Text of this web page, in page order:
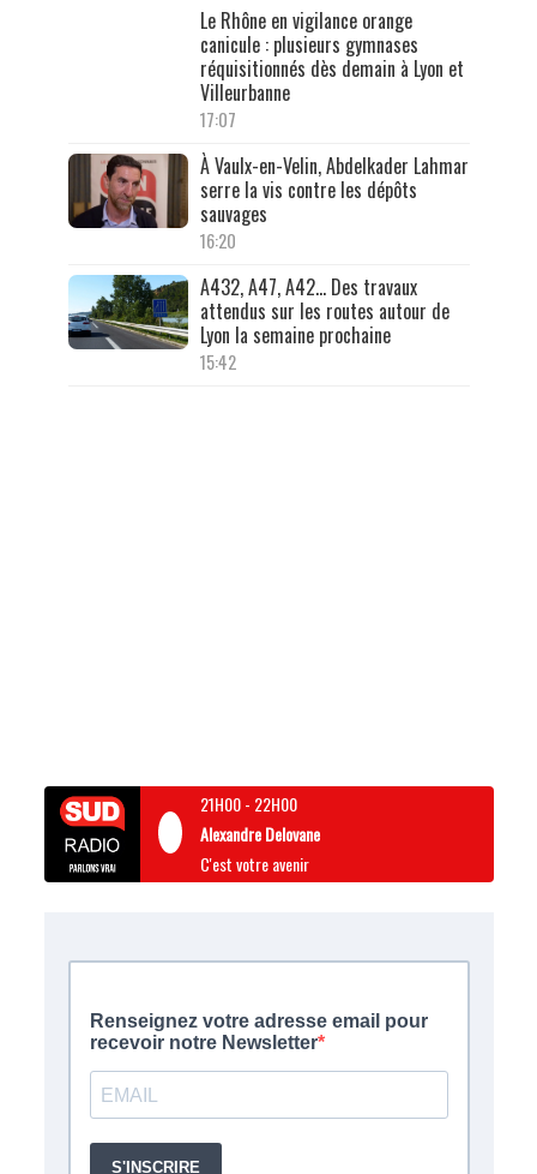
Le Rhône en vigilance orange
canicule : plusieurs gymnases
réquisitionnés dès demain à Lyon et
Villeurbanne
17:07
À Vaulx-en-Velin, Abdelkader Lahmar
serre la vis contre les dépôts
sauvages
16:20
A432, A47, A42… Des travaux
attendus sur les routes autour de
Lyon la semaine prochaine
15:42
21H00- 22H00
Alexandre Delovane
C'est votre avenir